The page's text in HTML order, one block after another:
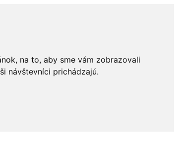
na to, aby sme vám zobrazovali
návštevníci prichádzajú.